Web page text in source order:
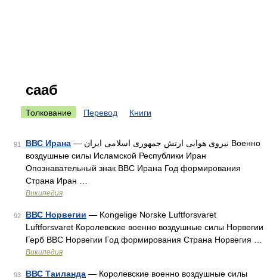
сааб
Толкование Перевод Книги
91 ВВС Ирана — نیروی هوایی ارتش جمهوری اسلامی ایران Военно
воздушные силы Исламской Республики Иран
Опознавательный знак ВВС Ирана Год формирования
Страна Иран …
Википедия
92 ВВС Норвегии — Kongelige Norske Luftforsvaret
Luftforsvaret Королевские военно воздушные силы Норвегии
Герб ВВС Норвегии Год формирования Страна Норвегия …
Википедия
93 ВВС Таиланда — Королевские военно воздушные силы